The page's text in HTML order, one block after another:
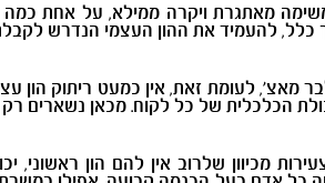
מאתגרת ויקרה ממילא, על אחת כמה
להעמיד את ההון העצמי הנדרש
מאצ', לעומת זאת, אין כמעט ריתוק הון
הכלכלית של כל לקוח. מכאן נשארים
מכיוון שלרוב אין להם הון